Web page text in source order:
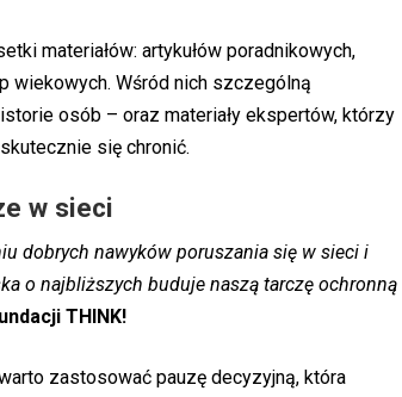
materiałów: artykułów poradnikowych,
wiekowych. Wśród nich szczególną
osób – oraz materiały ekspertów, którzy
się chronić.
w sieci
dobrych nawyków poruszania się w sieci i
o najbliższych buduje naszą tarczę ochronną
THINK!
zastosować pauzę decyzyjną, która